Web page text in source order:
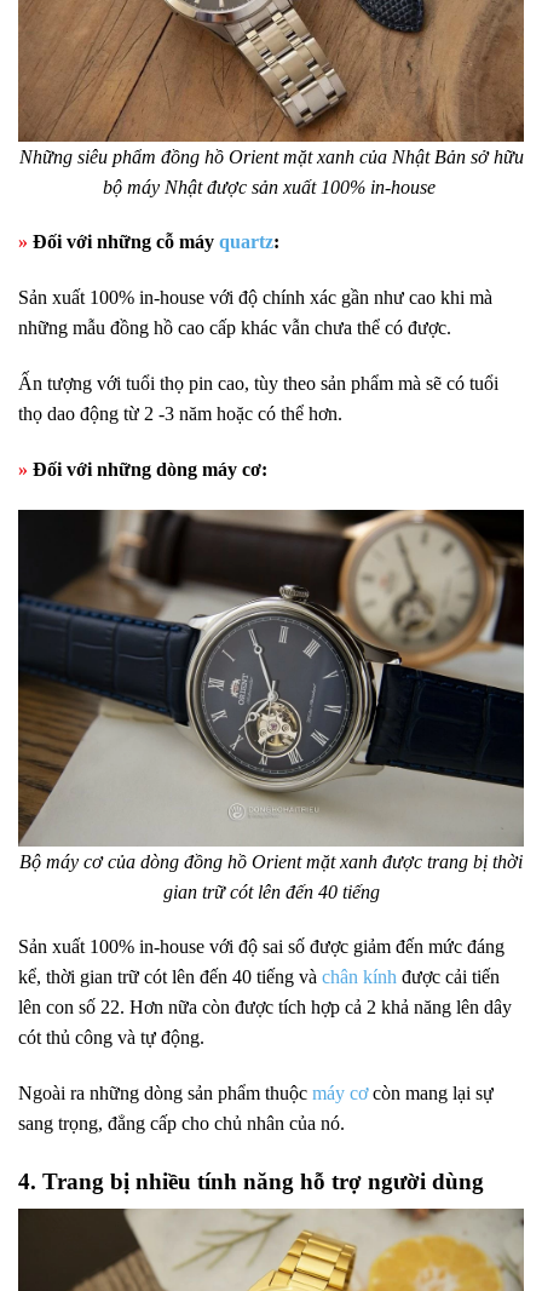
Những siêu phẩm đồng hồ Orient mặt xanh của Nhật Bản sở hữu
bộ máy Nhật được sản xuất 100% in-house
» Đối với những cỗ máy quartz:
Sản xuất 100% in-house với độ chính xác gần như cao khi mà
những mẫu đồng hồ cao cấp khác vẫn chưa thể có được.
Ấn tượng với tuổi thọ pin cao, tùy theo sản phẩm mà sẽ có tuổi
thọ dao động từ 2 -3 năm hoặc có thể hơn.
» Đối với những dòng máy cơ:
Bộ máy cơ của dòng đồng hồ Orient mặt xanh được trang bị thời
gian trữ cót lên đến 40 tiếng
Sản xuất 100% in-house với độ sai số được giảm đến mức đáng
kể, thời gian trữ cót lên đến 40 tiếng và chân kính được cải tiến
lên con số 22. Hơn nữa còn được tích hợp cả 2 khả năng lên dây
cót thủ công và tự động.
Ngoài ra những dòng sản phẩm thuộc máy cơcòn mang lại sự
sang trọng, đẳng cấp cho chủ nhân của nó.
4. Trang bị nhiều tính năng hỗ trợ người dùng